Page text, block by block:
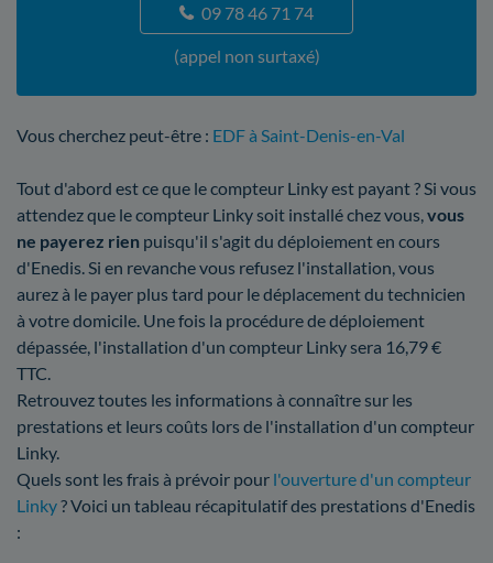
09 78 46 71 74
(appel non surtaxé)
Vous cherchez peut-être : EDF à Saint-Denis-en-Val
Tout d'abord est ce que le compteur Linky est payant ? Si vous
attendez que le compteur Linky soit installé chez vous,vous
ne payerez rien puisqu'il s'agit du déploiement en cours
d'Enedis. Si en revanche vous refusez l'installation, vous
aurez à le payer plus tard pour le déplacement du technicien
à votre domicile. Une fois la procédure de déploiement
dépassée, l'installation d'un compteur Linky sera 16,79 €
TTC.
Retrouvez toutes les informations à connaître sur les
prestations et leurs coûts lors de l'installation d'un compteur
Linky.
Quels sont les frais à prévoir pour l'ouverture d'un compteur
Linky? Voici un tableau récapitulatif des prestations d'Enedis
: